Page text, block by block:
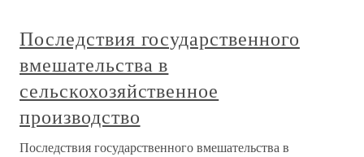
Последствия государственного
вмешательства в
сельскохозяйственное
производство
Последствия государственного вмешательства в